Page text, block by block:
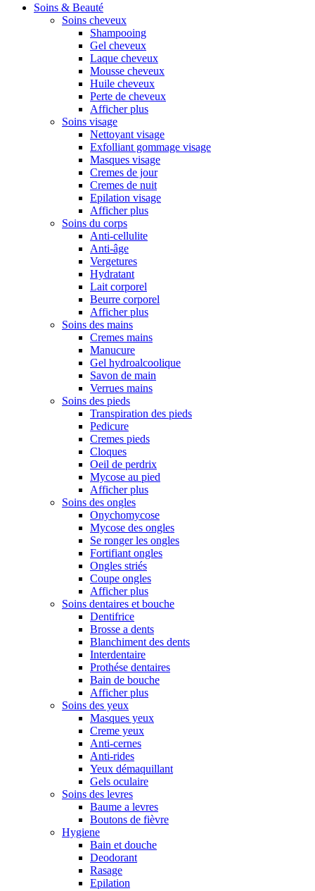
Soins & Beauté
Soins cheveux
Shampooing
Gel cheveux
Laque cheveux
Mousse cheveux
Huile cheveux
Perte de cheveux
Afficher plus
Soins visage
Nettoyant visage
Exfolliant gommage visage
Masques visage
Cremes de jour
Cremes de nuit
Epilation visage
Afficher plus
Soins du corps
Anti-cellulite
Anti-âge
Vergetures
Hydratant
Lait corporel
Beurre corporel
Afficher plus
Soins des mains
Cremes mains
Manucure
Gel hydroalcoolique
Savon de main
Verrues mains
Soins des pieds
Transpiration des pieds
Pedicure
Cremes pieds
Cloques
Oeil de perdrix
Mycose au pied
Afficher plus
Soins des ongles
Onychomycose
Mycose des ongles
Se ronger les ongles
Fortifiant ongles
Ongles striés
Coupe ongles
Afficher plus
Soins dentaires et bouche
Dentifrice
Brosse a dents
Blanchiment des dents
Interdentaire
Prothése dentaires
Bain de bouche
Afficher plus
Soins des yeux
Masques yeux
Creme yeux
Anti-cernes
Anti-rides
Yeux démaquillant
Gels oculaire
Soins des levres
Baume a levres
Boutons de fièvre
Hygiene
Bain et douche
Deodorant
Rasage
Epilation